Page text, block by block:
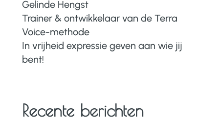
Gelinde Hengst
Trainer & ontwikkelaar van de Terra
Voice-methode
In vrijheid expressie geven aan wie jij
bent!
Recente berichten